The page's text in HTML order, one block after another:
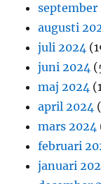
september
augusti
juli 2024
juni 2024
maj 2024
april 2024
mars 2024
februari
januari